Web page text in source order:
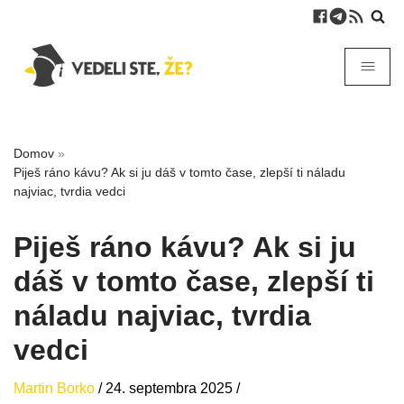
Domov »
Piješ ráno kávu? Ak si ju dáš v tomto čase, zlepší ti náladu
najviac, tvrdia vedci
Piješ ráno kávu? Ak si ju
dáš v tomto čase, zlepší ti
náladu najviac, tvrdia
vedci
Martin Borko / 24. septembra 2025 /